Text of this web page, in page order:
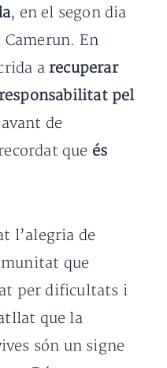
, en el segon dia
En
arecuperar
pel
de
que és
l’alegria de
que
per dificultats i
que la
són un signe